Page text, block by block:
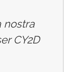
nostra
CY2D